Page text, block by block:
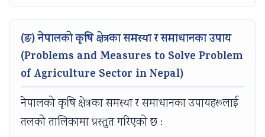
(ङ) नेपालको कृषि क्षेत्रका समस्या र समाधानका उपाय
(Problems and Measures to Solve Problem
of Agriculture Sector in Nepal)
नेपालको कृषि क्षेत्रका समस्या र समाधानका उपायहरूलाई
तलको तालिकामा प्रस्तुत गरिएको छ :